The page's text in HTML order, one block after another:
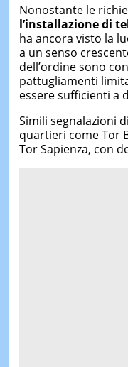
Nonostante le
l’installazione di
ha ancora visto la
a un senso
dell’ordine sono
pattugliamenti
essere sufficienti a
Simili segnalazioni
quartieri come Tor
Tor Sapienza, con